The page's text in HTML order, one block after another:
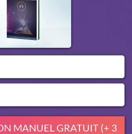
MANUEL GRATUIT (+ 3